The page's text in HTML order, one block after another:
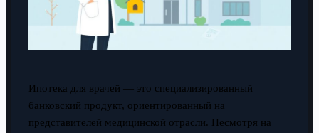
Ипотека для врачей — это специализированный
банковский продукт, ориентированный на
представителей медицинской отрасли. Несмотря на